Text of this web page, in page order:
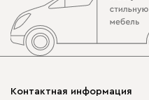
Контактная информация